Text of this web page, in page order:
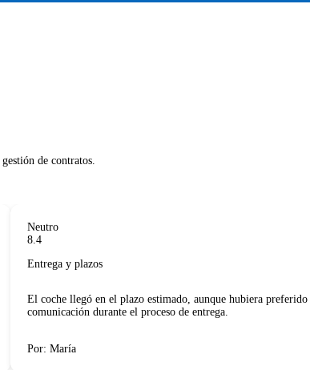
gestión de contratos.
Neutro
8.4
Entrega y plazos
El coche llegó en el plazo estimado, aunque hubiera preferido
comunicación durante el proceso de entrega.
Por: María